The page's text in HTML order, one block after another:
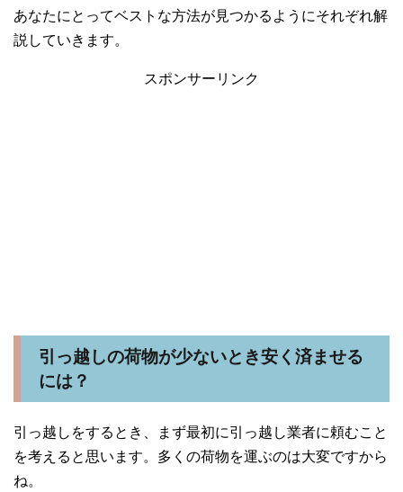
あなたにとってベストな方法が見つかるようにそれぞれ解
説していきます。
スポンサーリンク
引っ越しの荷物が少ないとき安く済ませる
には？
引っ越しをするとき、まず最初に引っ越し業者に頼むこと
を考えると思います。多くの荷物を運ぶのは大変ですから
ね。